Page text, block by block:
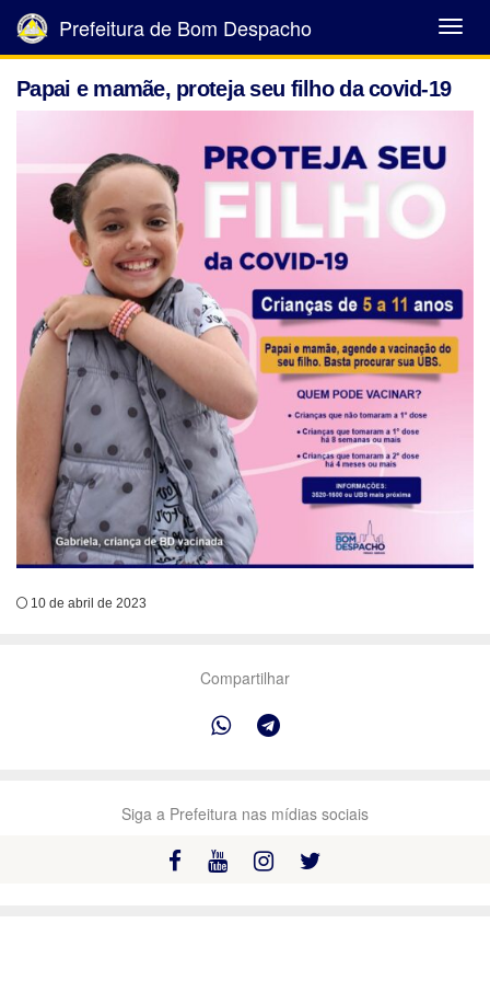
Abrir
Menu
Prefeitura de Bom Despacho
Papai e mamãe, proteja seu filho da covid-19
10 de abril de 2023
Compartilhar
Siga a Prefeitura nas mídias sociais